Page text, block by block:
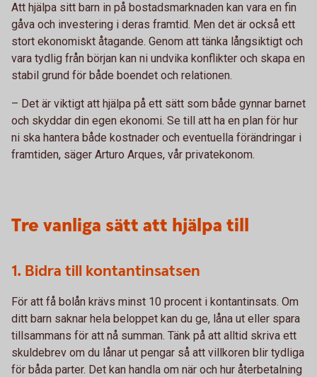
Att hjälpa sitt barn in på bostadsmarknaden kan vara en fin
gåva och investering i deras framtid. Men det är också ett
stort ekonomiskt åtagande. Genom att tänka långsiktigt och
vara tydlig från början kan ni undvika konflikter och skapa en
stabil grund för både boendet och relationen.
– Det är viktigt att hjälpa på ett sätt som både gynnar barnet
och skyddar din egen ekonomi. Se till att ha en plan för hur
ni ska hantera både kostnader och eventuella förändringar i
framtiden, säger Arturo Arques, vår privatekonom.
Tre vanliga sätt att hjälpa till
1. Bidra till kontantinsatsen
För att få bolån krävs minst 10 procent i kontantinsats. Om
ditt barn saknar hela beloppet kan du ge, låna ut eller spara
tillsammans för att nå summan. Tänk på att alltid skriva ett
skuldebrev om du lånar ut pengar så att villkoren blir tydliga
för båda parter. Det kan handla om när och hur återbetalning